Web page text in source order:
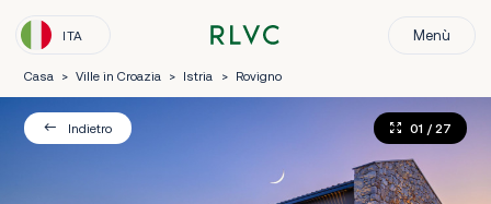
ITA Menù
Casa > Ville in Croazia > Istria > Rovigno
Indietro 01 / 27